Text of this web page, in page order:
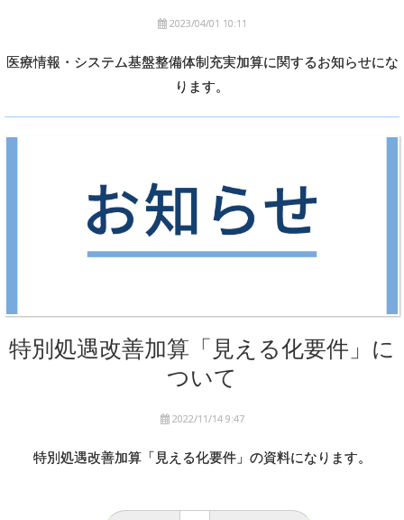
2023/04/01 10:11
医療情報・システム基盤整備体制充実加算に関するお知らせにな
ります。
特別処遇改善加算「見える化要件」に
ついて
2022/11/14 9:47
特別処遇改善加算「見える化要件」の資料になります。